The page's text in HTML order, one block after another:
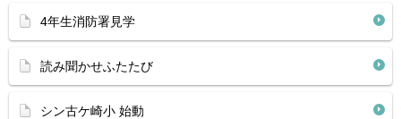
4年生消防署見学
読み聞かせふたたび
シン古ケ崎小 始動